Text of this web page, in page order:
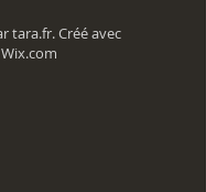
tara.fr. Créé avec
Wix.com